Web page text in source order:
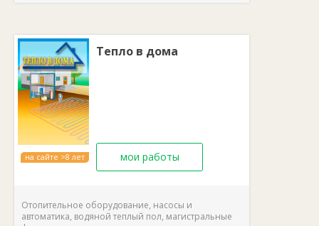
на сайте >8 лет
Тепло в дома
мои работы
Отопительное оборудование, насосы и
автоматика, водяной теплый пол, магистральные